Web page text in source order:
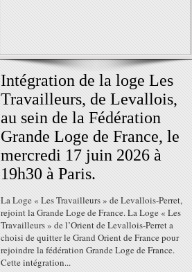
Intégration de la loge Les
Travailleurs, de Levallois,
au sein de la Fédération
Grande Loge de France, le
mercredi 17 juin 2026 à
19h30 à Paris.
La Loge « Les Travailleurs » de Levallois-Perret,
rejoint la Grande Loge de France. La Loge « Les
Travailleurs » de l’Orient de Levallois-Perret a
choisi de quitter le Grand Orient de France pour
rejoindre la fédération Grande Loge de France.
Cette intégration...